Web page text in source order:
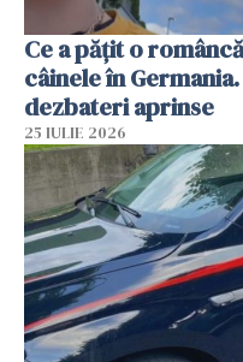
Ce a pățit o
câinele în
dezbateri aprinse
25 IULIE 2026